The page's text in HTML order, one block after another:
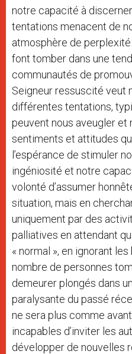
notre capacité à
tentations menacent de
atmosphère de
font tomber dans une
communautés de
Seigneur ressuscité veut
différentes tentations,
peuvent nous aveugler
sentiments et attitudes
l’espérance de stimuler
ingéniosité et notre
volonté d’assumer
situation, mais en
uniquement par des
palliatives en attendant
« normal », en ignorant
nombre de personnes
demeurer plongés dans
paralysante du passé
ne sera plus comme
incapables d’inviter les
développer de nouvelles